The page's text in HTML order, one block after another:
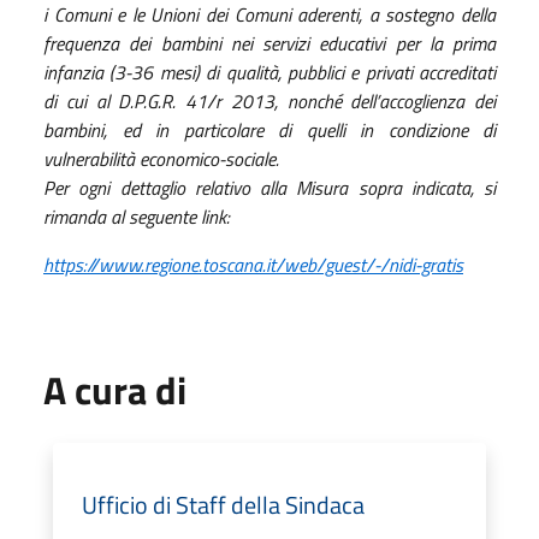
i Comuni e le Unioni dei Comuni aderenti, a sostegno della
frequenza dei bambini nei servizi educativi per la prima
infanzia (3-36 mesi) di qualità, pubblici e privati accreditati
di cui al D.P.G.R. 41/r 2013, nonché dell’accoglienza dei
bambini, ed in particolare di quelli in condizione di
vulnerabilità economico-sociale.
Per ogni dettaglio relativo alla Misura sopra indicata, si
rimanda al seguente link:
https://www.regione.toscana.it/web/guest/-/nidi-gratis
A cura di
Ufficio di Staff della Sindaca